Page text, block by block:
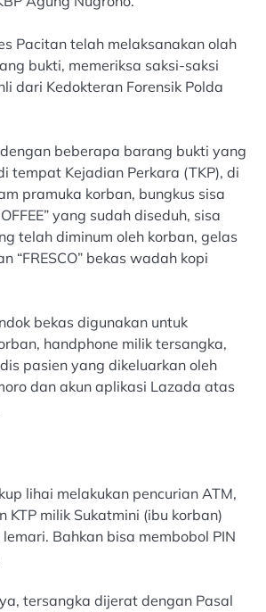
Pacitan telah melaksanakan olah
bukti, memeriksa saksi-saksi
dari Kedokteran Forensik Polda
beberapa barang bukti yang
tempat Kejadian Perkara (TKP), di
pramuka korban, bungkus sisa
yang sudah diseduh, sisa
telah diminum oleh korban, gelas
“FRESCO” bekas wadah kopi
bekas digunakan untuk
handphone milik tersangka,
pasien yang dikeluarkan oleh
dan akun aplikasi Lazada atas
lihai melakukan pencurian ATM,
KTP milik Sukatmini (ibu korban)
Bahkan bisa membobol PIN
tersangka dijerat dengan Pasal